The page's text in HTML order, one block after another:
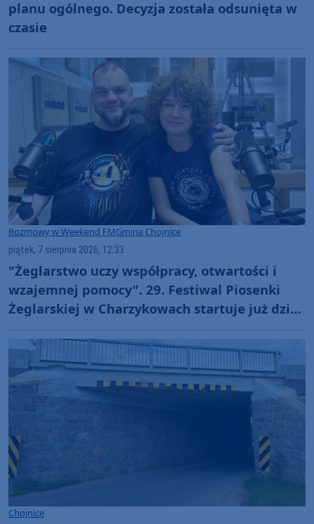
planu ogólnego. Decyzja została odsunięta w
czasie
Rozmowy w Weekend FMGmina Chojnice
piątek, 7 sierpnia 2026, 12:33
"Żeglarstwo uczy współpracy, otwartości i
wzajemnej pomocy". 29. Festiwal Piosenki
Żeglarskiej w Charzykowach startuje już dziś.
(ROZMOWA)
Chojnice